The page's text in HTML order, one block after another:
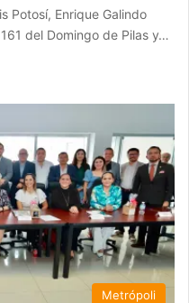
Potosí, Enrique Galindo
del Domingo de Pilas y…
Metrópoli